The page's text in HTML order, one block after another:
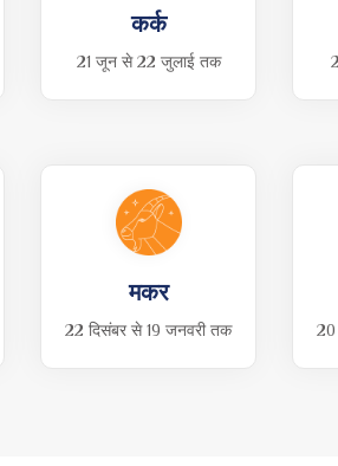
कर्क
21 जून से 22 जुलाई तक
मकर
22 दिसंबर से 19 जनवरी तक 20